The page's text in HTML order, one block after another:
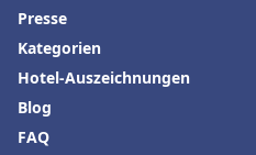
Presse
Kategorien
Hotel-Auszeichnungen
Blog
FAQ